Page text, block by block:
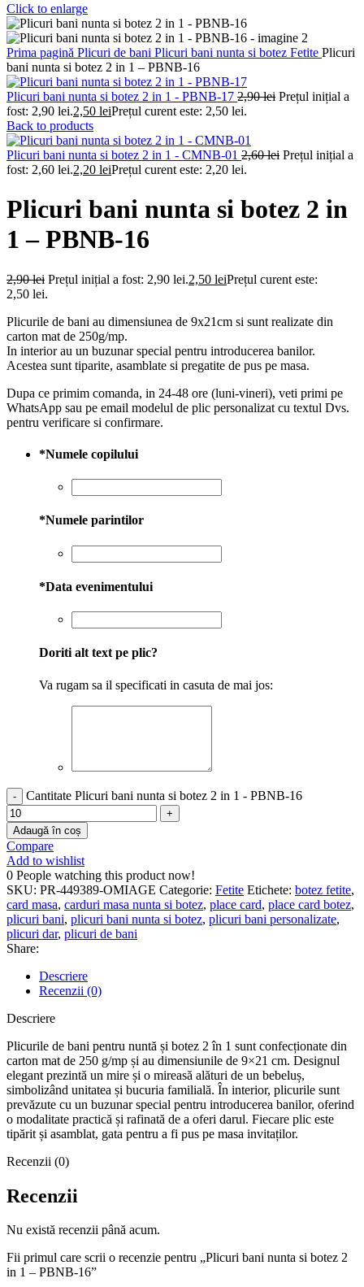
Click to enlarge
Prima pagină Plicuri de bani Plicuri bani nunta si botez Fetite Plicuri
bani nunta si botez 2 in 1 – PBNB-16
Plicuri bani nunta si botez 2 in 1 - PBNB-17 2,90lei Prețul inițial a
fost: 2,90 lei.2,50 leiPrețul curent este: 2,50 lei.
Back to products
Plicuri bani nunta si botez 2 in 1 - CMNB-01 2,60lei Prețul inițial a
fost: 2,60 lei.2,20 leiPrețul curent este: 2,20 lei.
Plicuri bani nunta si botez 2 in
1 – PBNB-16
2,90lei Prețul inițial a fost: 2,90 lei.2,50 leiPrețul curent este:
2,50 lei.
Plicurile de bani au dimensiunea de 9x21cm si sunt realizate din
carton mat de 250g/mp.
In interior au un buzunar special pentru introducerea banilor.
Acestea sunt tiparite, asamblate si pregatite de pus pe masa.
Dupa ce primim comanda, in 24-48 ore (luni-vineri), veti primi pe
WhatsApp sau pe email modelul de plic personalizat cu textul Dvs.
pentru verificare si confirmare.
*Numele copilului
*Numele parintilor
*Data evenimentului
Doriti alt text pe plic?
Va rugam sa il specificati in casuta de mai jos:
Cantitate Plicuri bani nunta si botez 2 in 1 - PBNB-16
Adaugă în coș
Compare
Add to wishlist
0 People watching this product now!
SKU: PR-449389-OMIAGE Categorie: Fetite Etichete: botez fetite,
card masa, carduri masa nunta si botez, place card, place card botez,
plicuri bani, plicuri bani nunta si botez, plicuri bani personalizate,
plicuri dar, plicuri de bani
Share:
Descriere
Recenzii (0)
Descriere
Plicurile de bani pentru nuntă și botez 2 în 1 sunt confecționate din
carton mat de 250 g/mp și au dimensiunile de 9×21 cm. Designul
elegant prezintă un mire și o mireasă alături de un bebeluș,
simbolizând unitatea și bucuria familială. În interior, plicurile sunt
prevăzute cu un buzunar special pentru introducerea banilor, oferind
o modalitate practică și rafinată de a oferi darul. Fiecare plic este
tipărit și asamblat, gata pentru a fi pus pe masa invitaților.
Recenzii (0)
Recenzii
Nu există recenzii până acum.
Fii primul care scrii o recenzie pentru „Plicuri bani nunta si botez 2
in 1 – PBNB-16”